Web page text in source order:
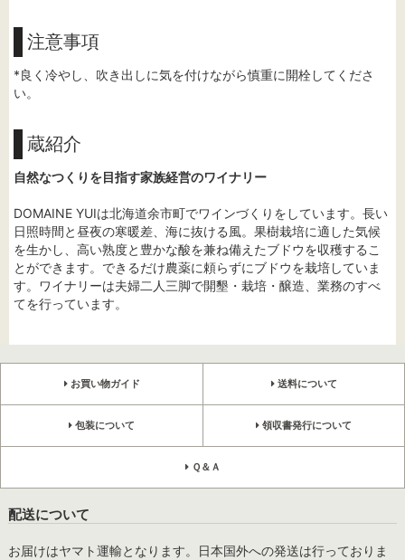
注意事項
*良く冷やし、吹き出しに気を付けながら慎重に開栓してくださ
い。
蔵紹介
自然なつくりを目指す家族経営のワイナリー
DOMAINE YUIは北海道余市町でワインづくりをしています。長い
日照時間と昼夜の寒暖差、海に抜ける風。果樹栽培に適した気候
を生かし、高い熟度と豊かな酸を兼ね備えたブドウを収穫するこ
とができます。できるだけ農薬に頼らずにブドウを栽培していま
す。ワイナリーは夫婦二人三脚で開墾・栽培・醸造、業務のすべ
てを行っています。
お買い物ガイド 送料について
包装について 領収書発行について
Ｑ＆Ａ
配送について
お届けはヤマト運輸となります。日本国外への発送は行っておりま